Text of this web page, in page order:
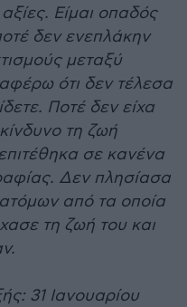
Είμαι οπαδός
δεν ενεπλάκην
μεταξύ
ότι δεν τέλεσα
Ποτέ δεν είχα
τη ζωή
σε κανένα
Δεν πλησίασα
από τα οποία
τη ζωή του και
31 Ιανουαρίου